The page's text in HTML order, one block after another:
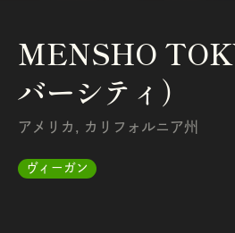
MENSHO
バーシティ）
アメリカ カリフォルニア州
ヴィーガン